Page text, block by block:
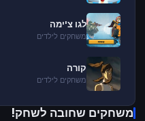
לגו צ'ימה
משחקים לילדים
קורה
משחקים לילדים
משחקים שחובה לשחק!